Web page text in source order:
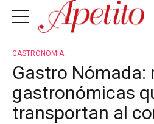
GASTRONOMÍA
Gastro Nómada:
gastronómicas
transportan al